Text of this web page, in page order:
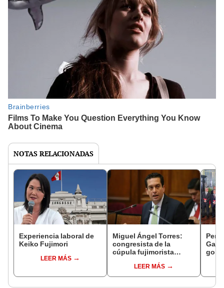
NOTAS RELACIONADAS
Experiencia laboral de
Keiko Fujimori
LEER MÁS
Miguel Ángel Torres:
congresista de la
cúpula fujimorista
del SenadoLEER MÁS